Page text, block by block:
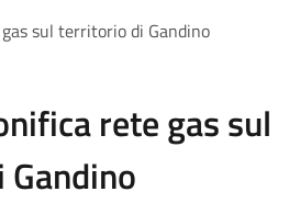
sul territorio di Gandino
rete gas sul